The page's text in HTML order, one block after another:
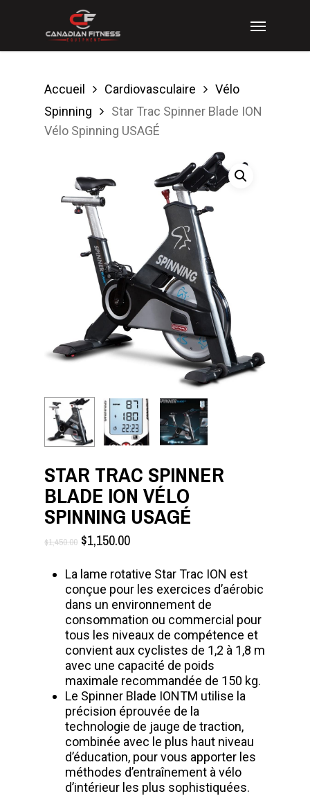
content
Accueil Cardiovasculaire
Vélo
Spinning
Star Trac Spinner Blade ION
Vélo Spinning USAGÉ
STAR TRAC SPINNER
BLADE ION VÉLO
SPINNING USAGÉ
$1,450.00 LE
PRIX
INITIAL
ÉTAIT :
$1,450.00.
$1,150.00LE
ACTUEL
EST :
$1,150.00.
La lame rotative Star Trac ION est
conçue pour les exercices d’aérobic
dans un environnement de
consommation ou commercial pour
tous les niveaux de compétence et
convient aux cyclistes de 1,2 à 1,8 m
avec une capacité de poids
maximale recommandée de 150 kg.
Le Spinner Blade IONTM utilise la
précision éprouvée de la
technologie de jauge de traction,
combinée avec le plus haut niveau
d’éducation, pour vous apporter les
méthodes d’entraînement à vélo
d’intérieur les plus sophistiquées.